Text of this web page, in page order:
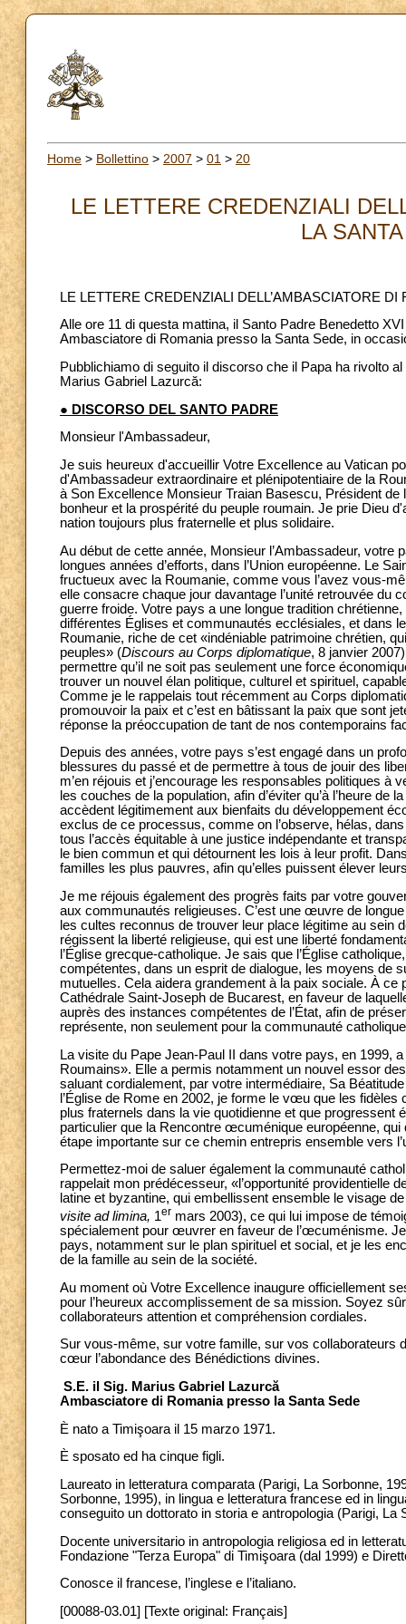
Home > Bollettino > 2007 > 01 > 20
LE LETTERE CREDENZIALI
LA
LE LETTERE CREDENZIALI DELL’AMBASCIATORE
Alle ore 11 di questa mattina, il Santo Padre Benedetto
Ambasciatore di Romania presso la Santa Sede, in
Pubblichiamo di seguito il discorso che il Papa ha rivolto
Marius Gabriel Lazurcă:
● DISCORSO DEL SANTO PADRE
Monsieur l'Ambassadeur,
Je suis heureux d'accueillir Votre Excellence au Vatican
d'Ambassadeur extraordinaire et plénipotentiaire de la
à Son Excellence Monsieur Traian Basescu, Président
bonheur et la prospérité du peuple roumain. Je prie Dieu
nation toujours plus fraternelle et plus solidaire.
Au début de cette année, Monsieur l’Ambassadeur, votre
longues années d’efforts, dans l’Union européenne. Le
fructueux avec la Roumanie, comme vous l’avez vous-
elle consacre chaque jour davantage l’unité retrouvée du
guerre froide. Votre pays a une longue tradition
différentes Églises et communautés ecclésiales, et dans
Roumanie, riche de cet «indéniable patrimoine chrétien,
peuples» (Discours au Corps diplomatique, 8 janvier
permettre qu’il ne soit pas seulement une force
trouver un nouvel élan politique, culturel et spirituel,
Comme je le rappelais tout récemment au Corps
promouvoir la paix et c’est en bâtissant la paix que sont
réponse la préoccupation de tant de nos contemporains
Depuis des années, votre pays s’est engagé dans un
blessures du passé et de permettre à tous de jouir des
m’en réjouis et j’encourage les responsables politiques à
les couches de la population, afin d’éviter qu’à l’heure
accèdent légitimement aux bienfaits du développement
exclus de ce processus, comme on l’observe, hélas,
tous l’accès équitable à une justice indépendante et
le bien commun et qui détournent les lois à leur profit.
familles les plus pauvres, afin qu’elles puissent élever
Je me réjouis également des progrès faits par votre
aux communautés religieuses. C’est une œuvre de
les cultes reconnus de trouver leur place légitime au sein
régissent la liberté religieuse, qui est une liberté
l’Église grecque-catholique. Je sais que l’Église
compétentes, dans un esprit de dialogue, les moyens de
mutuelles. Cela aidera grandement à la paix sociale. À ce
Cathédrale Saint-Joseph de Bucarest, en faveur de
auprès des instances compétentes de l’État, afin de
représente, non seulement pour la communauté
La visite du Pape Jean-Paul II dans votre pays, en 1999,
Roumains». Elle a permis notamment un nouvel essor
saluant cordialement, par votre intermédiaire, Sa
l’Église de Rome en 2002, je forme le vœu que les
plus fraternels dans la vie quotidienne et que
particulier que la Rencontre œcuménique européenne,
étape importante sur ce chemin entrepris ensemble vers
Permettez-moi de saluer également la communauté
rappelait mon prédécesseur, «l’opportunité providentielle
latine et byzantine, qui embellissent ensemble le visage
visite ad limina, 1er mars 2003), ce qui lui impose de
spécialement pour œuvrer en faveur de l’œcuménisme.
pays, notamment sur le plan spirituel et social, et je les
de la famille au sein de la société.
Au moment où Votre Excellence inaugure officiellement
pour l’heureux accomplissement de sa mission. Soyez
collaborateurs attention et compréhension cordiales.
Sur vous-même, sur votre famille, sur vos collaborateurs
cœur l’abondance des Bénédictions divines.
S.E. il Sig. Marius Gabriel Lazurcă
Ambasciatore di Romania presso la Santa Sede
È nato a Timişoara il 15 marzo 1971.
È sposato ed ha cinque figli.
Laureato in letteratura comparata (Parigi, La Sorbonne,
Sorbonne, 1995), in lingua e letteratura francese ed in
conseguito un dottorato in storia e antropologia (Parigi, La
Docente universitario in antropologia religiosa ed in
Fondazione "Terza Europa" di Timişoara (dal 1999) e
Conosce il francese, l’inglese e l’italiano.
[00088-03.01] [Texte original: Français]